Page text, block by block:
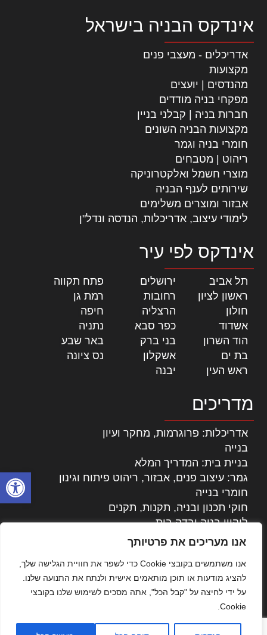
פתח
אנו מעריכים את פרטיותך
אנו משתמשים בקובצי Cookie כדי לשפר את חוויית הגלישה שלך,
להציג מודעות או תוכן מותאמים אישית ולנתח את התנועה שלנו.
על ידי לחיצה על "קבל הכל", אתה מסכים לשימוש שלנו בקובצי
Cookie.
אינדקס הבניה בישראל
אדריכלים - מעצבי פנים
מקצועות
מהנדסים | יועצים
מפקחי בניה מודדים
חברות בניה | קבלני בניין
מקצועות הבניה השונים
חומרי בניה וגמר
ריהוט | מטבחים
מוצרי חשמל ואלקטרוניקה
שירותים לענף הבניה
אבזור ומוצרים משלימים
לימודי עיצוב, אדריכלות, הנדסה ונדל"ן
אינדקס לפי עיר
תל אביב ירושלים פתח תקווה
ראשון לציון
רחובות רמת גן
חולון
הרצליה חיפה
אשדוד
כפר סבא נתניה
הוד השרון
בני ברק באר שבע
בת ים
אשקלון נס ציונה
ראש העין
יבנה
מדריכים
אדריכלות: פרוגרמות, מחקר ועיון
בנייה
בניית בית: המדריך המלא
גמר: עיצוב פנים, אבזור, ריהוט פיתוח וגינון
חומרי בנייה
חוקי תכנון ובניה, תקנות, תקנים
ליקויי בניה ובדק בית
נדל"ן: זכויות, אגרות ועסקאות
עקרונות ניהול אחזקה מתקדמות
צילום אדריכלי
שיווק נדלן
שיטות בניה: מפרטים והמלצות
תוכן שיווקי